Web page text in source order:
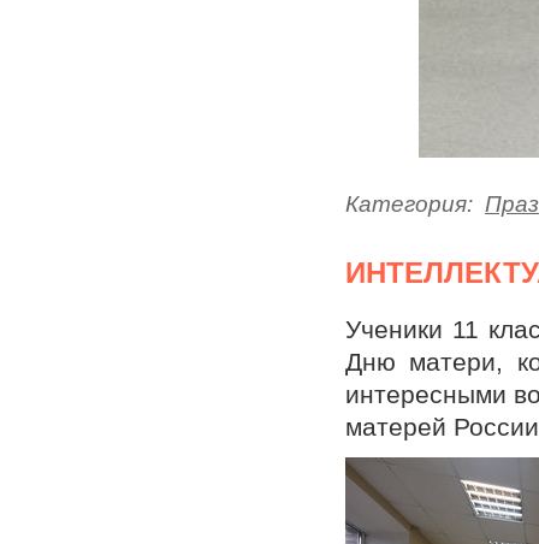
Категория:
Ученики 11
Дню матери,
интересными
матерей